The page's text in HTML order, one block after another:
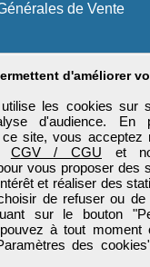
d'améliorer
utilise les cookies sur
d'audience. En
site, vous acceptez
CGV / CGU et
vous proposer des
et réaliser des
de refuser ou de
sur le bouton
à tout moment
des
de Vente